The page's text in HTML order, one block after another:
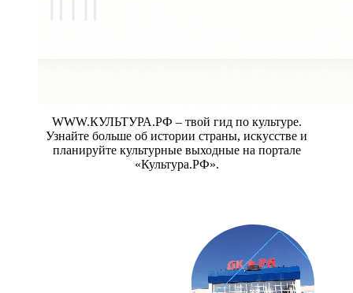
WWW.КУЛЬТУРА.РФ – твой гид по культуре.
Узнайте больше об истории страны, искусстве и
планируйте культурные выходные на портале
«Культура.РФ».